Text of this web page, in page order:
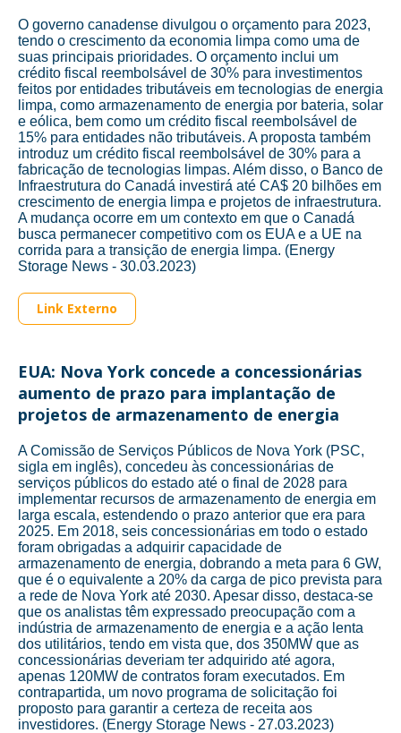
O governo canadense divulgou o orçamento para 2023,
tendo o crescimento da economia limpa como uma de
suas principais prioridades. O orçamento inclui um
crédito fiscal reembolsável de 30% para investimentos
feitos por entidades tributáveis em tecnologias de energia
limpa, como armazenamento de energia por bateria, solar
e eólica, bem como um crédito fiscal reembolsável de
15% para entidades não tributáveis. A proposta também
introduz um crédito fiscal reembolsável de 30% para a
fabricação de tecnologias limpas. Além disso, o Banco de
Infraestrutura do Canadá investirá até CA$ 20 bilhões em
crescimento de energia limpa e projetos de infraestrutura.
A mudança ocorre em um contexto em que o Canadá
busca permanecer competitivo com os EUA e a UE na
corrida para a transição de energia limpa. (Energy
Storage News - 30.03.2023)
Link Externo
EUA: Nova York concede a concessionárias
aumento de prazo para implantação de
projetos de armazenamento de energia
A Comissão de Serviços Públicos de Nova York (PSC,
sigla em inglês), concedeu às concessionárias de
serviços públicos do estado até o final de 2028 para
implementar recursos de armazenamento de energia em
larga escala, estendendo o prazo anterior que era para
2025. Em 2018, seis concessionárias em todo o estado
foram obrigadas a adquirir capacidade de
armazenamento de energia, dobrando a meta para 6 GW,
que é o equivalente a 20% da carga de pico prevista para
a rede de Nova York até 2030. Apesar disso, destaca-se
que os analistas têm expressado preocupação com a
indústria de armazenamento de energia e a ação lenta
dos utilitários, tendo em vista que, dos 350MW que as
concessionárias deveriam ter adquirido até agora,
apenas 120MW de contratos foram executados. Em
contrapartida, um novo programa de solicitação foi
proposto para garantir a certeza de receita aos
investidores. (Energy Storage News - 27.03.2023)